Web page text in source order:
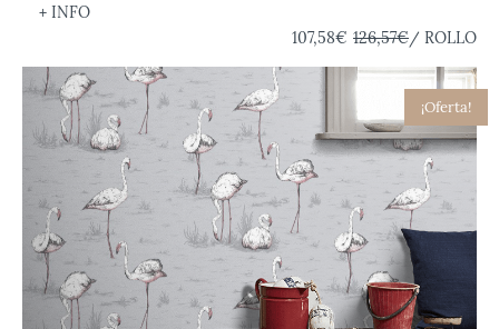
+ INFO
107,58€ 126,57€/ ROLLO
¡Oferta!